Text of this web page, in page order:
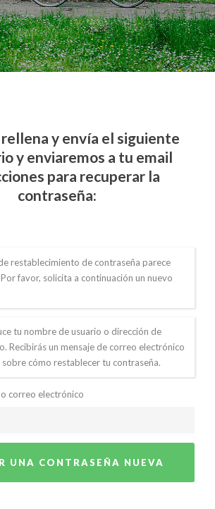
y envía el siguiente
y enviaremos a tu email
para recuperar la
contraseña:
restablecimiento de contraseña parece
favor, solicita a continuación un nuevo
tu nombre de usuario o dirección de
Recibirás un mensaje de correo electrónico
sobre cómo restablecer tu contraseña.
correo electrónico
UNA CONTRASEÑA NUEVA